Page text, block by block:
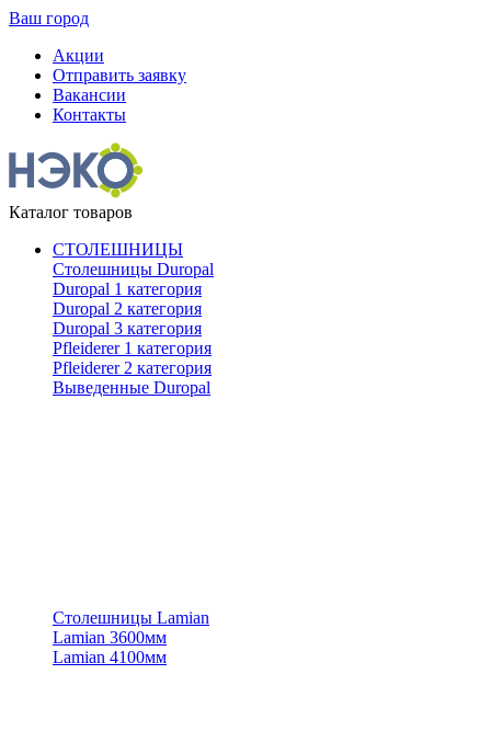
Ваш город
Акции
Отправить заявку
Вакансии
Контакты
Каталог товаров
СТОЛЕШНИЦЫ
Столешницы Duropal
Duropal 1 категория
Duropal 2 категория
Duropal 3 категория
Pfleiderer 1 категория
Pfleiderer 2 категория
Выведенные Duropal
Столешницы Lamian
Lamian 3600мм
Lamian 4100мм